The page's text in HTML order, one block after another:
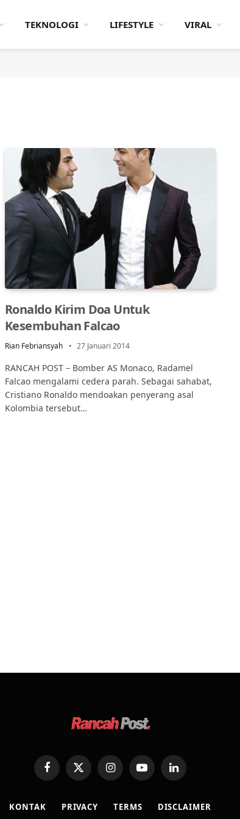
TEKNOLOGI LIFESTYLE VIRAL
Ronaldo Kirim Doa Untuk
Kesembuhan Falcao
Rian Febriansyah 27 Januari 2014
RANCAH POST – Bomber AS Monaco, Radamel
Falcao mengalami cedera parah. Sebagai sahabat,
Cristiano Ronaldo mendoakan penyerang asal
Kolombia tersebut…
FacebookX
(Twitter)
InstagramYouTubeLinkedIn
KONTAK PRIVACY TERMS DISCLAIMER